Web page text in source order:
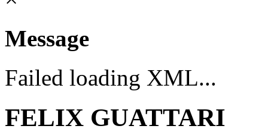
Message
Failed loading XML...
FELIX GUATTARI